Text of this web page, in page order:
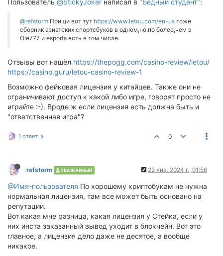
Пользователь @StickyJoker написал в "Бедный студент":
@refstorm Поищи вот тут https://www.letou.com/en-us тоже
сборник азиатских спортсбуков в одном,но,по более,чем в
Ole777 и esports есть в том числе.
Отзывы вот нашёл https://thepogg.com/casino-review/letou/
https://casino.guru/letou-casino-review-1
Возможно фейковая лицензия у китайцев. Также они не
ограничивают доступ к какой либо игре, говорят просто не
играйте :-). Вроде ж если лицензия есть должна быть и
"ответственная игра"?
1 ответ 0
refstorm УВАЖАЕМЫЙ 22 янв. 2024 г., 01:56
@Имя-пользователя По хорошему криптобукам не нужна
нормальная лицензия, там все может быть основано на
репутации.
Вот какая мне разница, какая лицензия у Стейка, если у
них инста заказанный вывод уходит в блокчейн. Вот это
главное, а лицензия дело даже не десятое, а вообще
никакое.